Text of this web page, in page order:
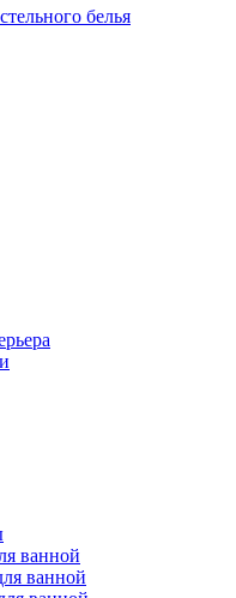
белья
ванной
ванной